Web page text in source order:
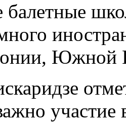
балетные
Южной
участие